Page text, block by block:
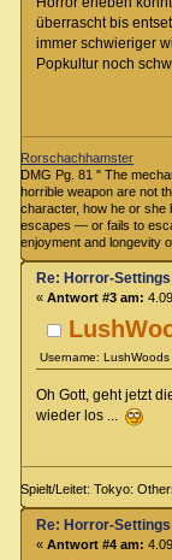
überrascht bis
immer schwieriger
Popkultur noch
Rorschachhamster
DMG Pg. 81 " The
horrible weapon are not
character, how he or she
escapes — or fails to
enjoyment and longevity
Username: LushWoods
Re: Horror-
« Antwort #3 am:
Oh Gott, geht jetzt
wieder los ...
Spielt/Leitet: Tokyo:
Re: Horror-
« Antwort #4 am: